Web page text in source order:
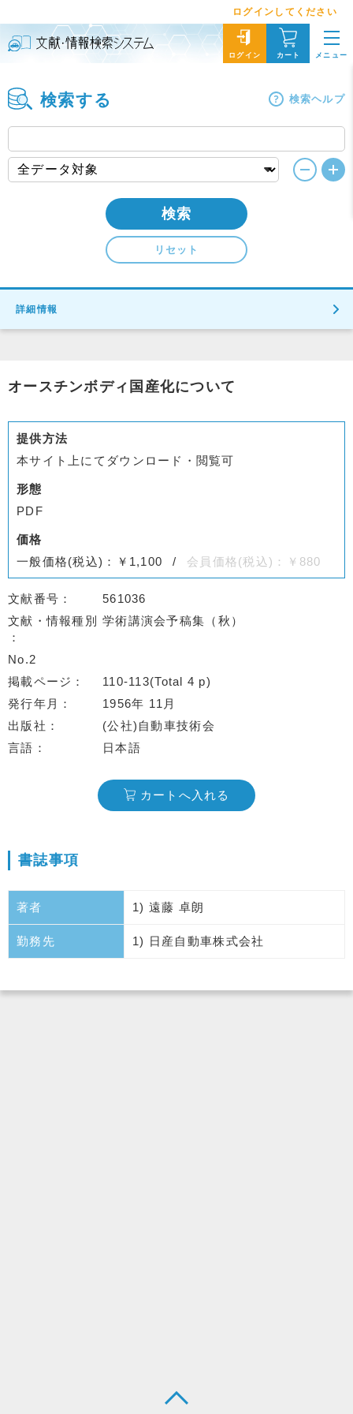
ログインしてください
ログイン カート メニュー
検索する 検索ヘルプ
検索
リセット
詳細情報
オースチンボディ国産化について
提供方法
本サイト上にてダウンロード・閲覧可
形態
PDF
価格
一般価格(税込)：￥1,100
会員価格(税込)：￥880
文献番号
561036
文献・情報種別
学術講演会予稿集（秋）
No.2
掲載ページ
110-113(Total 4 p)
発行年月
1956年 11月
出版社
(公社)自動車技術会
言語
日本語
カートへ入れる
書誌事項
著者 1) 遠藤 卓朗
勤務先 1) 日産自動車株式会社